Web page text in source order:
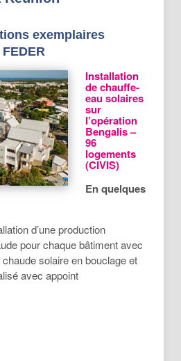
exemplaires
Installation
de chauffe-
eau solaires
sur
l’opération
Bengalis –
96
logements
(CIVIS)
En quelques
d’une production
pour chaque bâtiment avec
chaude solaire en bouclage et
avec appoint